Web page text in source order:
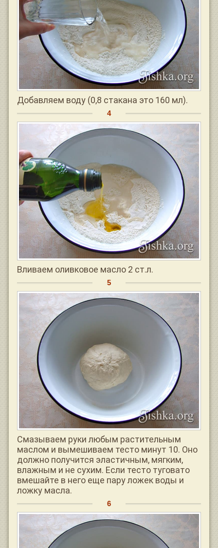
Добавляем воду (0,8 стакана это 160 мл).
Вливаем оливковое масло 2 ст.л.
Смазываем руки любым растительным
маслом и вымешиваем тесто минут 10. Оно
должно получится эластичным, мягким,
влажным и не сухим. Если тесто туговато
вмешайте в него еще пару ложек воды и
ложку масла.